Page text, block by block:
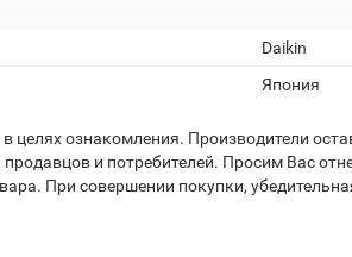
Daikin
Япония
ознакомления. Производители
и потребителей. Просим Вас
При совершении покупки,